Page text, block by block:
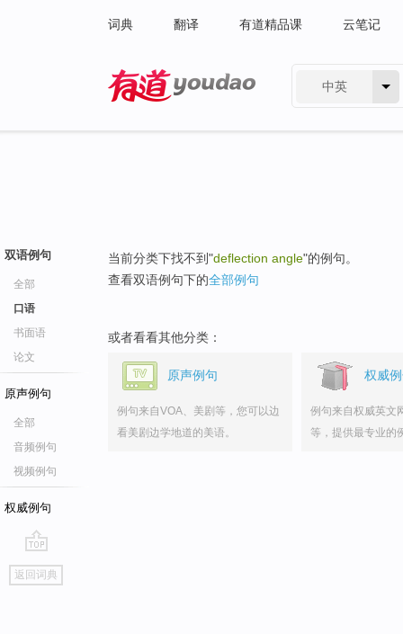
词典 翻译 有道精品课 云笔记
中英
双语例句
全部
口语
书面语
论文
原声例句
全部
音频例句
视频例句
权威例句
go
top
返回词典
当前分类下找不到"deflection angle"的例句。
查看双语例句下的全部例句
或者看看其他分类：
原声例句
例句来自VOA、美剧等，您可以边
看美剧边学地道的美语。
权威
例句来自权威英文
等，提供最专业的